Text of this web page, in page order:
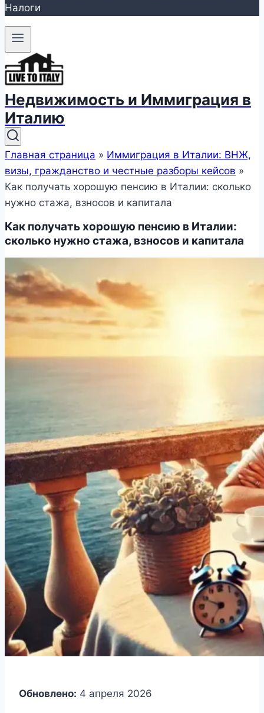
Налоги
Недвижимость и Иммиграция в
Италию
Главная страница » Иммиграция в Италии: ВНЖ,
визы, гражданство и честные разборы кейсов »
Как получать хорошую пенсию в Италии: сколько
нужно стажа, взносов и капитала
Как получать хорошую пенсию в Италии:
сколько нужно стажа, взносов и капитала
Обновлено: 4 апреля 2026